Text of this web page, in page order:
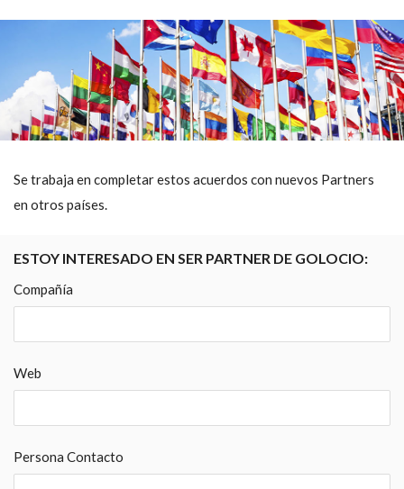
Se trabaja en completar estos acuerdos con nuevos Partners
en otros países.
ESTOY INTERESADO EN SER PARTNER DE GOLOCIO:
Compañía
Web
Persona Contacto